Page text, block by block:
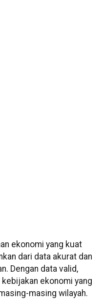
ekonomi yang kuat
dari data akurat dan
Dengan data valid,
ekonomi yang
masing wilayah.